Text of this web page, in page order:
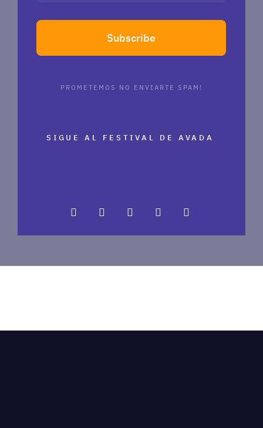
Subscribe
PROMETEMOS NO ENVIARTE SPAM!
SIGUE AL FESTIVAL DE AVADA